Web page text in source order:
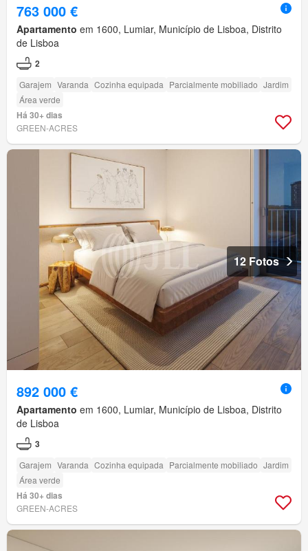
763 000 €
Apartamento em 1600, Lumiar, Município de Lisboa, Distrito
de Lisboa
2
Garajem Varanda Cozinha equipada Parcialmente mobiliado Jardim
Área verde
Há 30+ dias
GREEN-ACRES
12 Fotos
892 000 €
Apartamento em 1600, Lumiar, Município de Lisboa, Distrito
de Lisboa
3
Garajem Varanda Cozinha equipada Parcialmente mobiliado Jardim
Área verde
Há 30+ dias
GREEN-ACRES